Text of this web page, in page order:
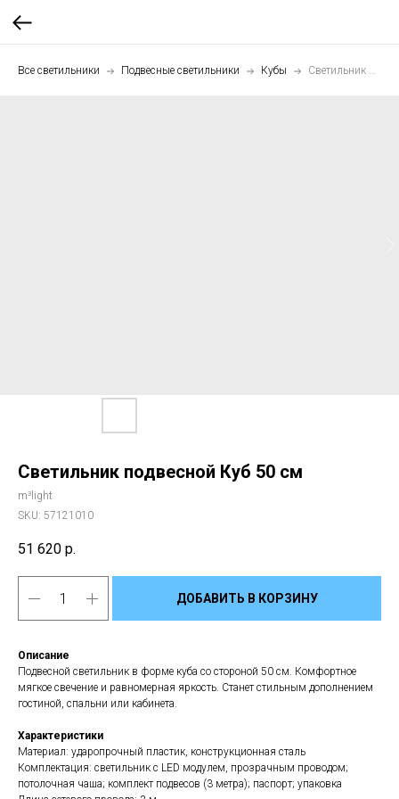
Все светильники Подвесные светильники Кубы
Светильник подвесной Куб 50 см
m³light
SKU: 57121010
51 620 р.
ДОБАВИТЬ В КОРЗИНУ
Описание
Подвесной светильник в форме куба со стороной 50 см. Комфортное
мягкое свечение и равномерная яркость. Станет стильным дополнением
гостиной, спальни или кабинета.
Характеристики
Материал: ударопрочный пластик, конструкционная сталь
Комплектация: светильник с LED модулем, прозрачным проводом;
потолочная чаша; комплект подвесов (3 метра); паспорт; упаковка